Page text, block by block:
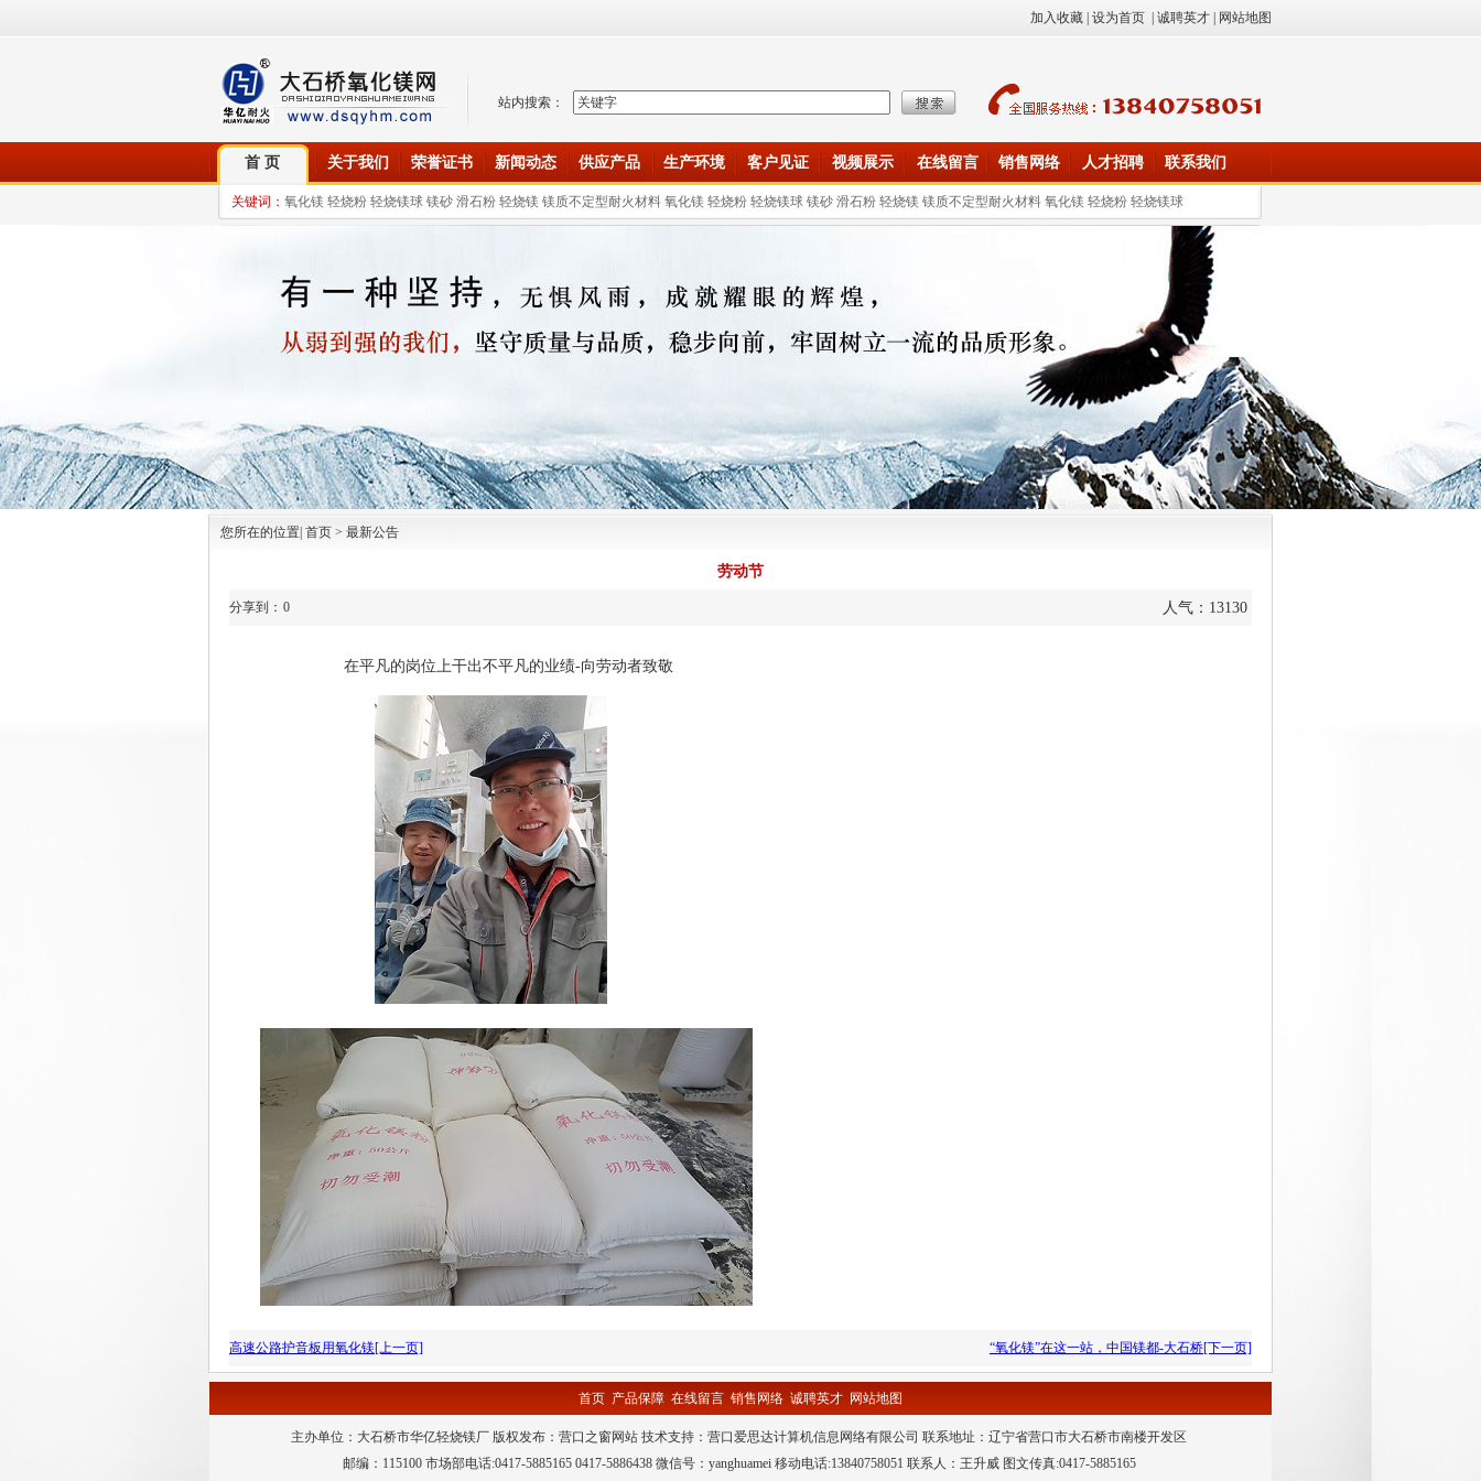
加入收藏 设为首页 诚聘英才 网站地图
站内搜索：
首 页 关于我们 荣誉证书 新闻动态 供应产品 生产环境 客户见证 视频展示 在线留言 销售网络 人才招聘 联系我们
关键词： 氧化镁 轻烧粉 轻烧镁球 镁砂 滑石粉 轻烧镁 镁质不定型耐火材料 氧化镁 轻烧粉 轻烧镁球 镁砂 滑石粉 轻烧镁 镁质不定型耐火材料 氧化镁 轻烧粉 轻烧镁球
您所在的位置| 首页 > 最新公告
劳动节
分享到： 0 人气： 13130
在平凡的岗位上干出不平凡的业绩-向劳动者致敬
高速公路护音板用氧化镁[上一页] “氧化镁”在这一站，中国镁都-大石桥[下一页]
首页 产品保障 在线留言 销售网络 诚聘英才 网站地图
主办单位：大石桥市华亿轻烧镁厂 版权发布： 营口之窗网站 技术支持： 营口爱思达计算机信息网络有限公司 联系地址：辽宁省营口市大石桥市南楼开发区
邮编：115100 市场部电话:0417-5885165 0417-5886438 微信号：yanghuamei 移动电话:13840758051 联系人：王升威 图文传真:0417-5885165